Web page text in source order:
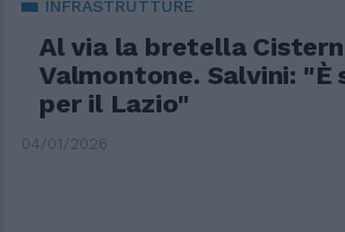
INFRASTRUTTURE
Al via la bretella
Valmontone. Salvini:
per il Lazio"
04/01/2026